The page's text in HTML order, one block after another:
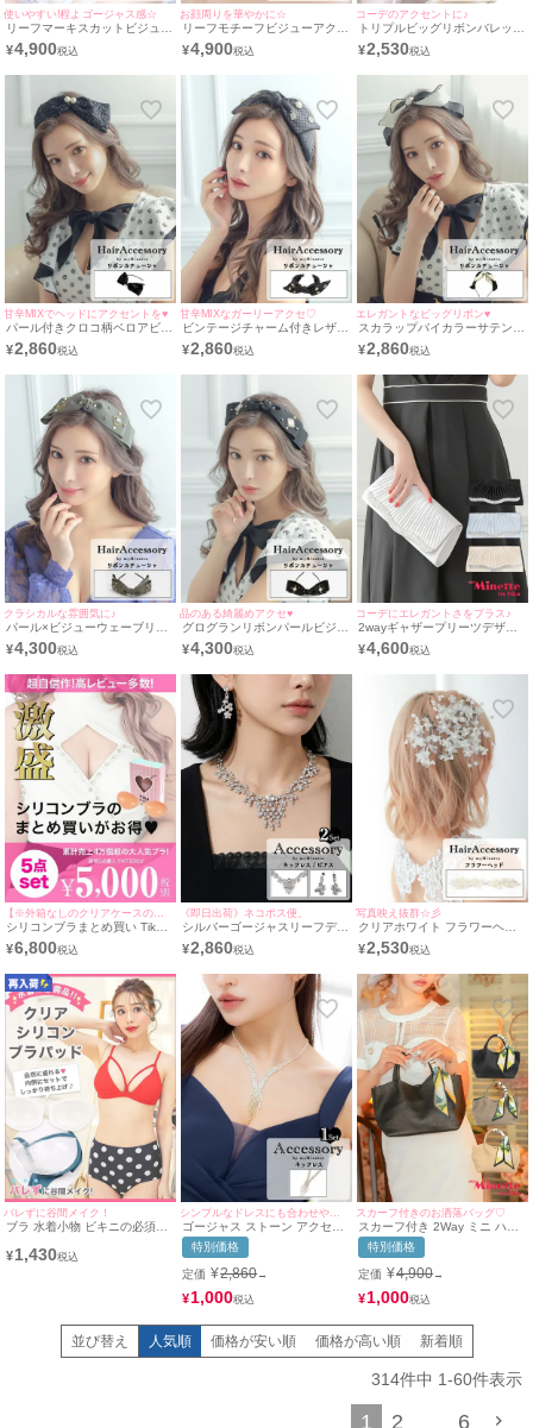
使いやすい!程よゴージャス感☆
リーフマーキスカットビジュー
アクセサリー2点セット [ネッ
クレス＋ピアス]
¥4,900
お顔周りを華やかに☆
リーフモチーフビジューアクセ
サリー2点セット [ネックレス
＋ピアス]
¥4,900
コーデのアクセントに♪
トリプルビッグリボンバレッタ
バースデーヘアバースデーアク
セサリー
¥2,530
甘辛MIXでヘッドにアクセントを♥
パール付きクロコ柄ベロアビッ
グリボンカチューシャバースデ
ーヘアバースデーアクセサリー
¥2,860
甘辛MIXなガーリーアクセ♡
ビンテージチャーム付きレザー
風キルティングリボンカチュー
シャバースデーヘアバースデー
¥2,860
エレガントなビッグリボン♥
スカラップバイカラーサテンリ
ボンカチューシャバースデーヘ
アバースデーアクセサリー
¥2,860
クラシカルな雰囲気に♪
パール×ビジューウェーブリボ
ンカチューシャバースデーヘア
バースデーアクセサリー
¥4,300
品のある綺麗めアクセ♥
グログランリボンパールビジュ
ー付きカチューシャバースデー
ヘアバースデーアクセサリー
¥4,300
コーデにエレガントさをプラス♪
2wayギャザープリーツデザイ
ンパーティーバッグ
¥4,600
シリコンブラまとめ買い Tika
ティカ 大人気シリコンブラ5点
で5000円(税抜)
¥6,800
《即日出荷》ネコポス便。
シルバーゴージャスリーフデザ
インバースデーアクセサリー2
点セット [バースデーネックレ
¥2,860
写真映え抜群☆彡
クリアホワイト フラワーヘッ
ド バースデー アクセサリー
¥2,530
バレずに谷間メイク！
ブラ 水着小物 ビキニの必須ア
ド
¥1,430
シンプルなドレスにも合わせやすい☆
ゴージャス ストーン アクセサ
リー ネックレス
特別価格
定価 ¥2,860→
¥1,000
スカーフ付きのお洒落バッグ♡
スカーフ付き 2Way ミニ ハン
ドバッグ
特別価格
定価 ¥4,900→
¥1,000
並び替え 人気順 価格が安い順 価格が高い順 新着順
314件中 1-60件表示
1 2 6